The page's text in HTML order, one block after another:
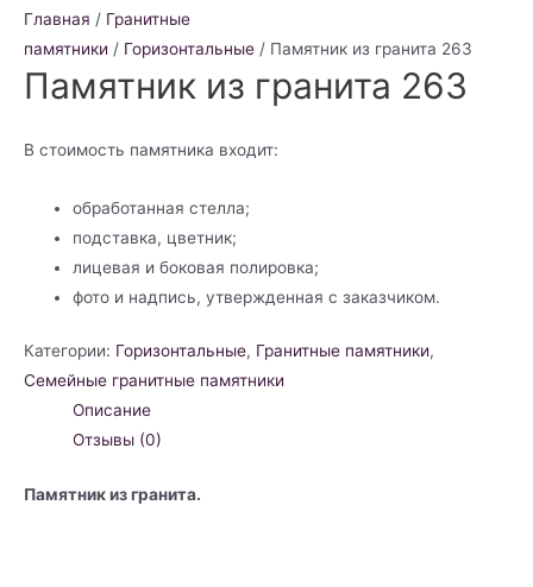
Главная / Гранитные
памятники / Горизонтальные / Памятник из гранита 263
Памятник из гранита 263
В стоимость памятника входит:
обработанная стелла;
подставка, цветник;
лицевая и боковая полировка;
фото и надпись, утвержденная с заказчиком.
Категории: Горизонтальные, Гранитные памятники,
Семейные гранитные памятники
Описание
Отзывы (0)
Памятник из гранита.